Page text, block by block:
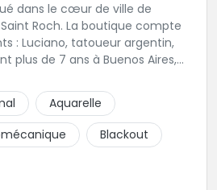
dans le cœur de ville de
boutique compte
plus de 7 ans à Buenos Aires,
boutiques de la ville
équipe. La boutique
tatoueurs en tant que
l'année afin de proposer
Aquarelle
Blackout